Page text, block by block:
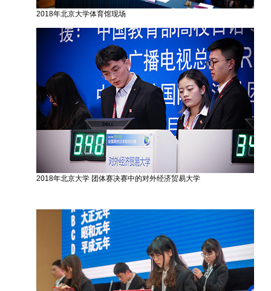
2018年北京大学体育馆现场
2018年北京大学 团体赛决赛中的对外经济贸易大学